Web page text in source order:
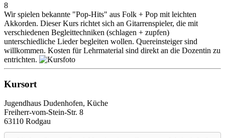
8
Wir spielen bekannte "Pop-Hits" aus Folk + Pop mit leichten
Akkorden. Dieser Kurs richtet sich an Gitarrenspieler, die mit
verschiedenen Begleittechniken (schlagen + zupfen)
unterschiedliche Lieder begleiten wollen. Quereinsteiger sind
willkommen. Kosten für Lehrmaterial sind direkt an die Dozentin zu
entrichten.
Kursort
Jugendhaus Dudenhofen, Küche
Freiherr-vom-Stein-Str. 8
63110 Rodgau